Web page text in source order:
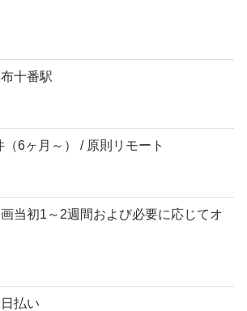
十番駅
6ヶ月～） / 原則リモート
当初1～2週間および必要に応じてオ
払い